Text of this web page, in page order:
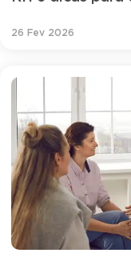
26 Fev 2026